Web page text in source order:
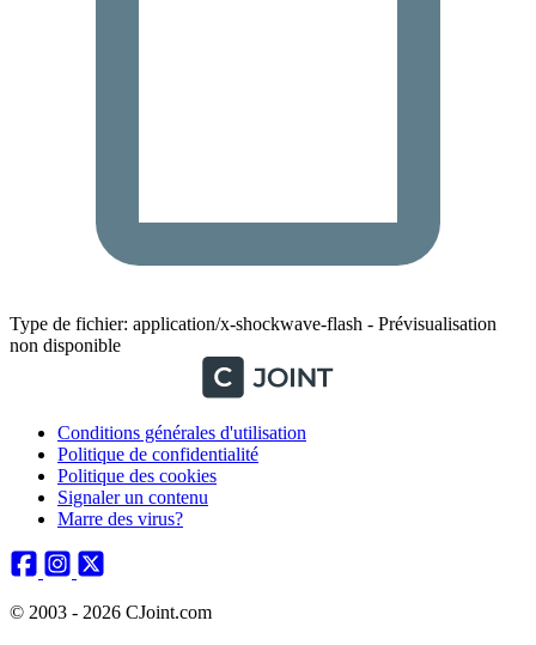
Type de fichier: application/x-shockwave-flash - Prévisualisation
non disponible
Conditions générales d'utilisation
Politique de confidentialité
Politique des cookies
Signaler un contenu
Marre des virus?
© 2003 - 2026 CJoint.com